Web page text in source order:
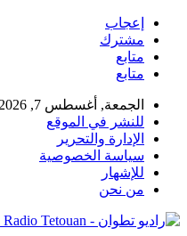
إعجاب
مشترك
متابع
متابع
الجمعة, أغسطس 7, 2026
للنشر في الموقع
الإدارة والتحرير
سياسة الخصوصية
للإشهار
من نحن